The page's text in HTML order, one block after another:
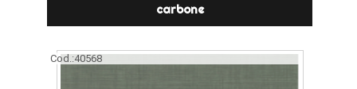
carbone
Cod.:40568